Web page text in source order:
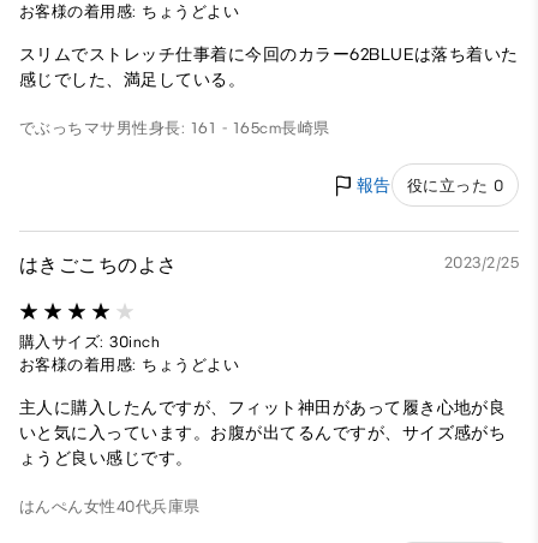
お客様の着用感: ちょうどよい
スリムでストレッチ仕事着に今回のカラー62BLUEは落ち着いた
感じでした、満足している。
でぶっちマサ 男性身長: 161 - 165cm長崎県
報告 役に立った 0
はきごこちのよさ 2023/2/25
購入サイズ: 30inch
お客様の着用感: ちょうどよい
主人に購入したんですが、フィット神田があって履き心地が良
いと気に入っています。お腹が出てるんですが、サイズ感がち
ょうど良い感じです。
はんぺん女性40代兵庫県